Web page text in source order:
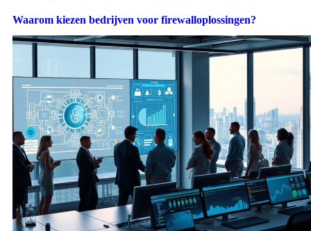
Waarom kiezen bedrijven voor firewalloplossingen?